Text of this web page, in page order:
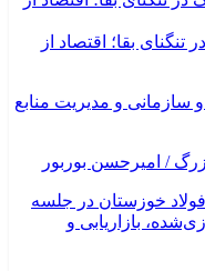
بقا؛ اقتصاد از
سازمانی و مدیریت منابع
/ امیرحسن بوربور
خوزستان در جلسه
بازاریابی و